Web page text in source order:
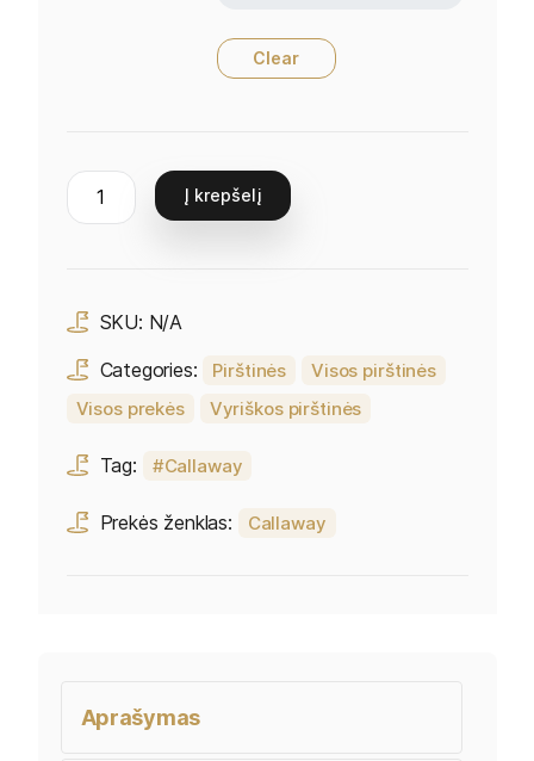
Clear
Į krepšelį
SKU: N/A
Categories:
Pirštinės
Visos pirštinės
Visos prekės
Vyriškos pirštinės
Tag: Callaway
Prekės ženklas: Callaway
Aprašymas